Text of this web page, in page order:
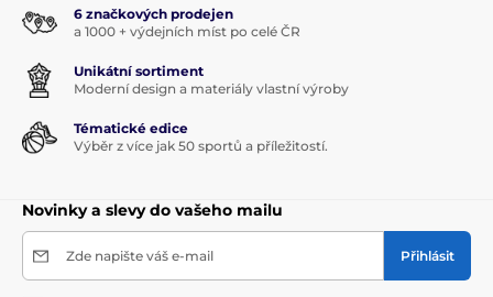
6 značkových prodejen
a 1000 + výdejních míst po celé ČR
Unikátní sortiment
Moderní design a materiály vlastní výroby
Tématické edice
Výběr z více jak 50 sportů a příležitostí.
Novinky a slevy do vašeho mailu
Zde napište váš e-mail Přihlásit